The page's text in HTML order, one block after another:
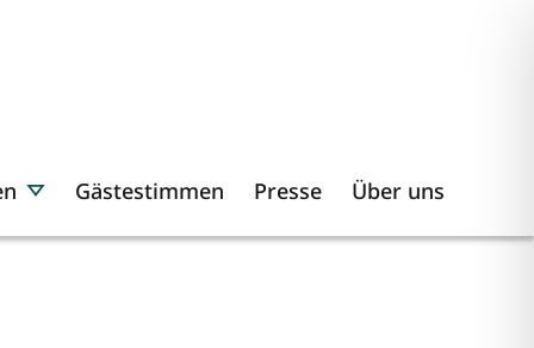
Gästestimmen Presse Über uns